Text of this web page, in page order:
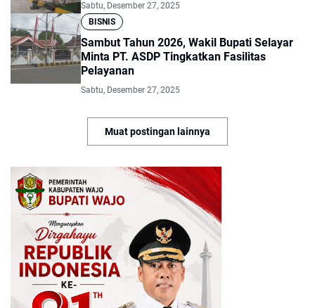
Sabtu, Desember 27, 2025
BISNIS
Sambut Tahun 2026, Wakil Bupati Selayar
Minta PT. ASDP Tingkatkan Fasilitas
Pelayanan
Sabtu, Desember 27, 2025
Muat postingan lainnya